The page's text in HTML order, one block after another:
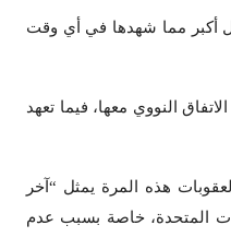
أكبر مما شهدها في أي وقت
تجميد العقوبات على إيران لـ4 أشهر في إطار الاتفاق النووي معها، فيما تعهد
هذه المرة يمثل “آخر
المتحدة، خاصة بسبب عدم